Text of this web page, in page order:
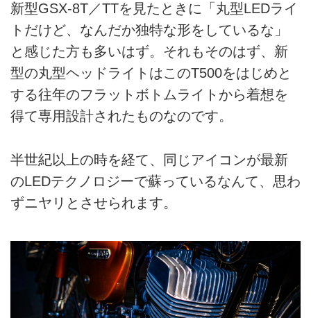
新型GSX-8T／TTを見たときに「丸型LEDライ
トだけど、なんだか独特な形をしているな」
と感じた方も多いはず。それもそのはず、新
型の丸型ヘッドライトはこのT500をはじめと
する往年のフラットボトムライトから着想を
得て専用設計されたものなのです。
半世紀以上の時を経て、同じアイコンが最新
のLEDテクノロジーで蘇っているなんて、思わ
ずニヤリとさせられます。